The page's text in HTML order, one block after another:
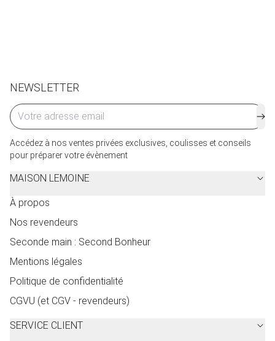
NEWSLETTER
Accédez à nos ventes privées exclusives, coulisses et conseils
pour préparer votre évènement
MAISON LEMOINE
À propos
Nos revendeurs
Seconde main : Second Bonheur
Mentions légales
Politique de confidentialité
CGVU (et CGV - revendeurs)
SERVICE CLIENT